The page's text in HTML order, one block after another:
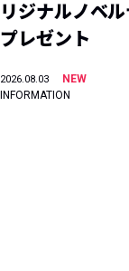
リジナルノベ
プレゼント
2026.08.03
NEW
INFORMATION